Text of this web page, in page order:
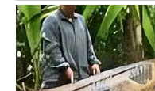
povjerenja.
Partner ili osoba koja
namjere.